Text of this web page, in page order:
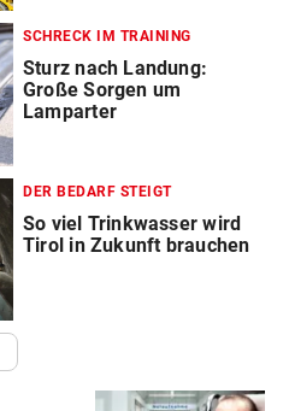
SCHRECK IM TRAINING
Sturz nach Landung:
Große Sorgen um
Lamparter
DER BEDARF STEIGT
So viel Trinkwasser wird
Tirol in Zukunft brauchen